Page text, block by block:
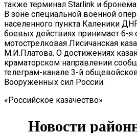
также терминал Starlink и
В зоне специальной военной
населенного пункта Каленики
боевых действиях принимает 6-я
мотострелковая Лисичанская
М.И.Платова. О достижениях
краматорском направлении
телеграм-канале 3-й
Вооруженных сил России.
«Российское казачество»